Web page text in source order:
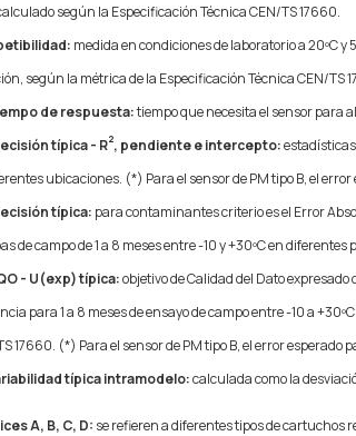
según la Especificación Técnica CEN/TS 17660.
medida en condiciones de laboratorio a 20ºC
según la métrica de la Especificación Técnica CEN/TS
de respuesta:tiempo que necesita el sensor para
típica - R2, pendiente e intercepto:
ubicaciones. (*) Para el sensor de PM tipo B, el error
típica: para contaminantes criterio es el Error
de campo de 1 a 8 meses entre -10 y +30ºC en
- U(exp) típica:objetivo de Calidad del Dato
para 1 a 8 meses de ensayo de campo entre -10 a
17660. (*) Para el sensor de PM tipo B, el error esperado
típica intramodelo:calculada como la
A, B, C, D: se refieren a diferentes tipos de cartuchos